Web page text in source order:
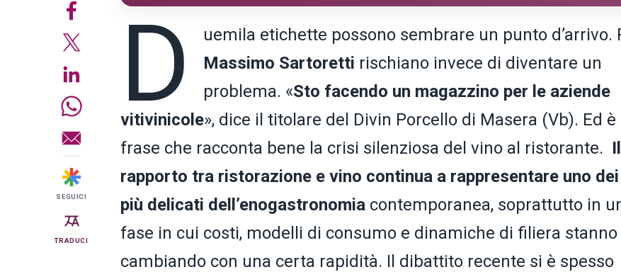
SEGUICI
TRADUCI
D
uemila etichette possono sembrare un punto d’arrivo.
Massimo Sartoretti rischiano invece di diventare un
problema. «Sto facendo un magazzino per le aziende
vitivinicole», dice il titolare del Divin Porcello di Masera (Vb). Ed è
frase che racconta bene la crisi silenziosa del vino al ristorante. Il
rapporto tra ristorazione e vino continua a rappresentare uno
più delicati dell’enogastronomia contemporanea, soprattutto in
fase in cui costi, modelli di consumo e dinamiche di filiera stanno
cambiando con una certa rapidità. Il dibattito recente si è spesso